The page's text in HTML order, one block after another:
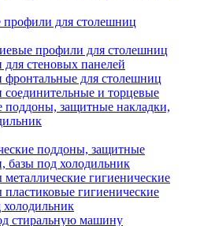
для столешниц
профили для столешниц
стеновых панелей
для столешниц
и торцевые
поддоны, защитные накладки,
поддоны, защитные
базы под холодильник
гигиенические
гигиенические
холодильник
стиральную машину